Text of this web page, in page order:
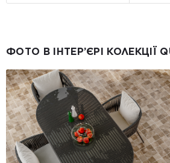
ФОТО В ІНТЕР’ЄРІ КОЛЕКЦІЇ